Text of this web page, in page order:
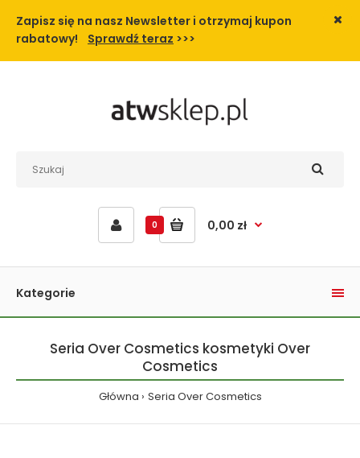
Zapisz się na nasz Newsletter i otrzymaj kupon
rabatowy! Sprawdź teraz >>>
0 0,00 zł
Kategorie
Seria Over Cosmetics kosmetyki Over
Cosmetics
Główna Seria Over Cosmetics